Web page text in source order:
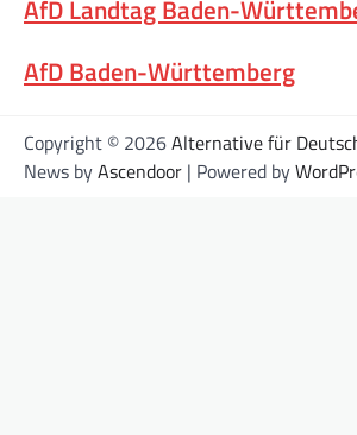
AfD Landtag Baden-
AfD Baden-Württemberg
Copyright © 2026Alternative für
News byAscendoor | Powered by